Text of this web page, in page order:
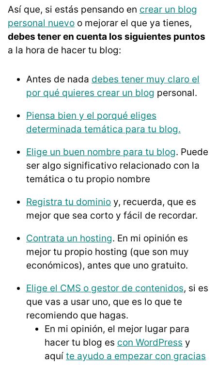
Así que, si estás pensando en crear un blog
personal nuevo o mejorar el que ya tienes,
debes tener en cuenta los siguientes puntos
a la hora de hacer tu blog:
Antes de nada debes tener muy claro el
por qué quieres crear un blog personal.
Piensa bien y el porqué eliges
determinada temática para tu blog.
Elige un buen nombre para tu blog. Puede
ser algo significativo relacionado con la
temática o tu propio nombre
Registra tu dominio y, recuerda, que es
mejor que sea corto y fácil de recordar.
Contrata un hosting. En mi opinión es
mejor tu propio hosting (que son muy
económicos), antes que uno gratuito.
Elige el CMS o gestor de contenidos, si es
que vas a usar uno, que es lo que te
recomiendo que hagas.
En mi opinión, el mejor lugar para
hacer tu blog es con WordPress y
aquí te ayudo a empezar con gracias